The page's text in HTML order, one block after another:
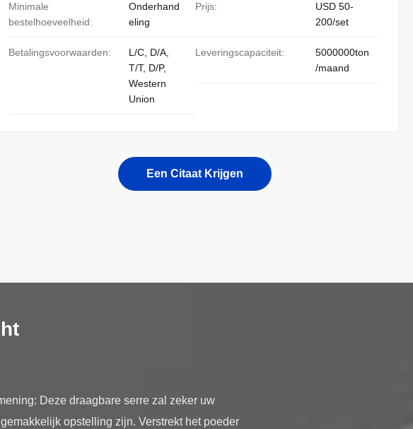
Minimale
bestelhoeveelheid:
Onderhand
eling
Prijs:
USD 50-
200/set
Betalingsvoorwaarden:
L/C, D/A,
T/T, D/P,
Western
Union
Leveringscapaciteit:
5000000ton
/maand
Een Citaat Krijgen
Deze draagbare serre zal zeker uw
opstelling zijn. Verstrekt het poeder